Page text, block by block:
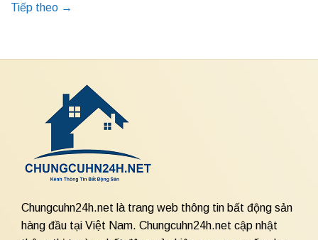
Tiếp theo →
Chungcuhn24h.net là trang web thông tin bất động sản
hàng đầu tại Việt Nam. Chungcuhn24h.net cập nhật